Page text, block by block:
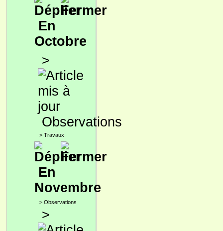
En
Octobre
>
Observations
> Travaux
En
Novembre
> Observations
>